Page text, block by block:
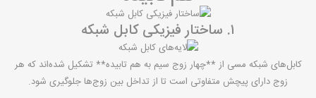
۱. ساختار فیزیکی کابل شبکه
کابل‌های شبکه مسی از **چهار زوج سیم به هم تابیده** تشکیل شده‌اند که هر
زوج دارای پیچش متفاوتی است تا از تداخل بین زوج‌ها جلوگیری شود.